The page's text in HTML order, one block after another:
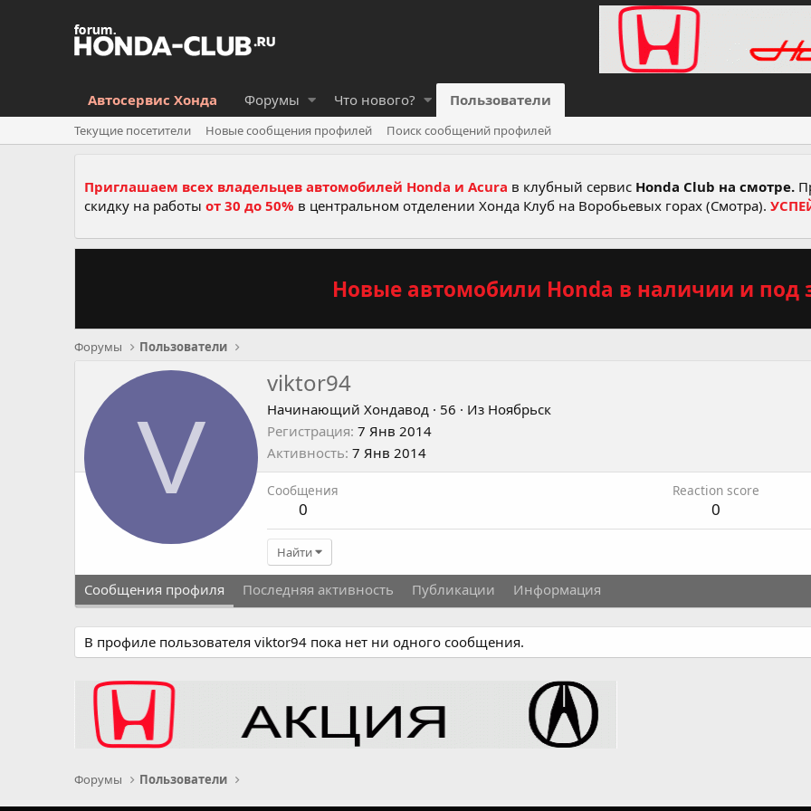
Автосервис Хонда Форумы Что нового? Пользователи
Текущие посетители Новые сообщения профилей Поиск сообщений профилей
Приглашаем всех владельцев автомобилей Honda и Acura в клубный сервис Honda Club на смотре.
скидку на работы от 30 до 50% в центральном отделении Хонда Клуб на Воробьевых горах (Смотра).
Новые автомобили Honda в наличии и под
Форумы Пользователи
V
viktor94
Начинающий Хондавод · 56 · Из Ноябрьск
Регистрация 7 Янв 2014
Активность 7 Янв 2014
Сообщения
0
Reaction score
0
Найти
Сообщения профиля Последняя активность Публикации Информация
В профиле пользователя viktor94 пока нет ни одного сообщения.
Форумы Пользователи